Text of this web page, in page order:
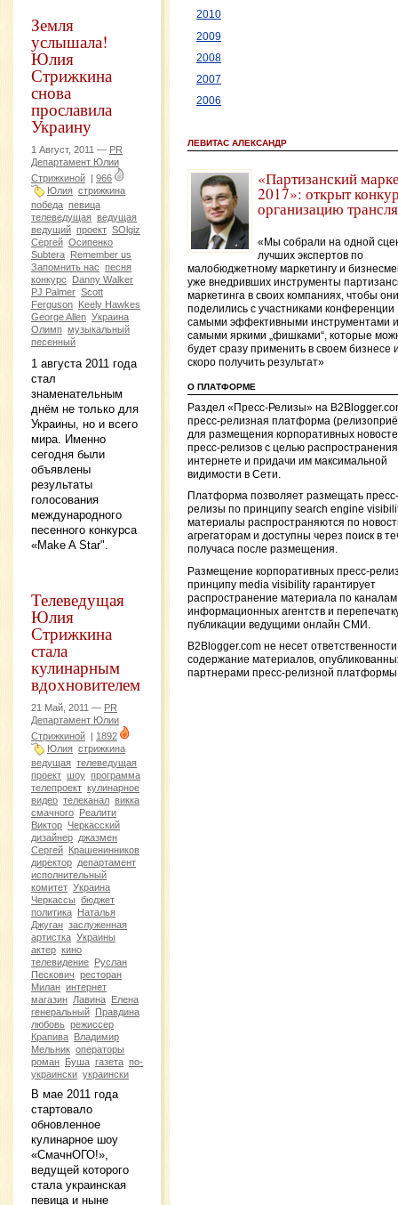
Земля
услышала!
Юлия
Стрижкина
снова
прославила
Украину
1 Август, 2011 — PR
Департамент Юлии
Стрижкиной | 966
Юлия стрижкина
победа певица
телеведущая ведущая
ведущий проект SOlgiz
Сергей Осипенко
Subtera Remember us
Запомнить нас песня
конкурс
Danny Walker
PJ Palmer Scott
Ferguson Keely Hawkes
George Allen Украина
Олимп музыкальный
песенный
1 августа 2011 года
стал
знаменательным
днём не только для
Украины, но и всего
мира. Именно
сегодня были
объявлены
результаты
голосования
международного
песенного конкурса
«Make A Star".
Телеведущая
Юлия
Стрижкина
стала
кулинарным
вдохновителем
21 Май, 2011 — PR
Департамент Юлии
Стрижкиной
1892
Юлия стрижкина
ведущая телеведущая
проект шоу программа
телепроект кулинарное
видео телеканал викка
смачного
Реалити
Виктор Черкасский
дизайнер джазмен
Сергей
Крашенинников
директор департамент
исполнительный
комитет Украина
Черкассы бюджет
политика
Наталья
Джуган заслуженная
артистка Украины
актер кино
телевидение
Руслан
Пескович ресторан
Милан интернет
магазин Лавина
Елена
генеральный
Правдина
любовь режиссер
Крапива
Владимир
Мельник операторы
роман
Буша газета по-
украински украински
В мае 2011 года
стартовало
обновленное
кулинарное шоу
«СмачнОГО!»,
ведущей которого
стала украинская
певица и ныне
2010
2009
2008
2007
2006
ЛЕВИТАС АЛЕКСАНДР
«Партизанский
2017»: открыт
организацию
«Мы собрали на одной
лучших экспертов по
малобюджетному маркетингу и
уже внедривших инструменты
маркетинга в своих компаниях, чтобы они
поделились с участниками конференции
самыми эффективными инструментами и
самыми яркими „фишками“, которые
будет сразу применить в своем бизнесе
скоро получить результат»
О ПЛАТФОРМЕ
Раздел «Пресс-Релизы» на
пресс-релизная платформа
для размещения корпоративных
пресс-релизов с целью
интернете и придачи им максимальной
видимости в Сети.
Платформа позволяет размещать пресс-
релизы по принципу search engine
материалы распространяются по
агрегаторам и доступны через поиск в
получаса после размещения.
Размещение корпоративных пресс-
принципу media visibility гарантирует
распространение материала по каналам
информационных агентств и
публикации ведущими онлайн СМИ.
B2Blogger.com не несет
содержание материалов,
партнерами пресс-релизной